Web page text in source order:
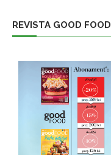
REVISTA GOOD FOOD